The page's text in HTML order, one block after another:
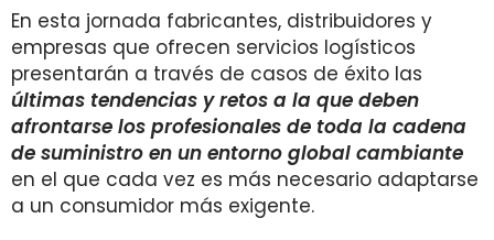
En esta jornada fabricantes, distribuidores y
empresas que ofrecen servicios logísticos
presentarán a través de casos de éxito las
últimas tendencias y retos a la que deben
afrontarse los profesionales de toda la cadena
de suministro en un entorno global cambiante
en el que cada vez es más necesario adaptarse
a un consumidor más exigente.